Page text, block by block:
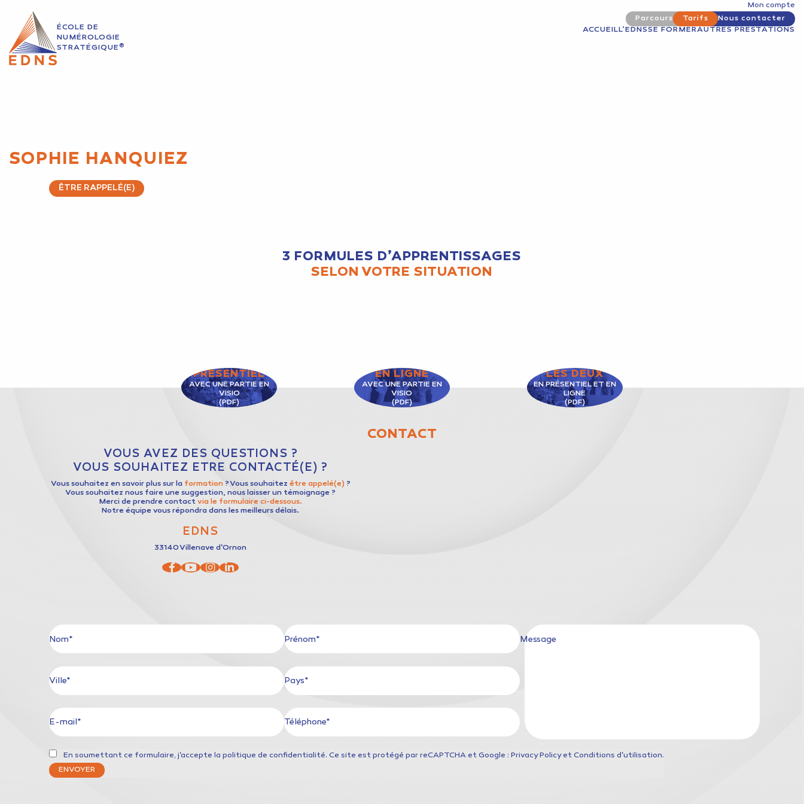
Mon compte
ÉCOLE DE
NUMÉROLOGIE
STRATÉGIQUE®
Parcours Tarifs
Nous contacter
ACCUEILL’EDNSSE FORMERAUTRES PRESTATIONS
SOPHIE HANQUIEZ
ÊTRE RAPPELÉ(E)
3 FORMULES D’APPRENTISSAGES
SELON VOTRE SITUATION
PRÉSENTIEL
AVEC UNE PARTIE EN
VISIO
(PDF)
EN LIGNE
AVEC UNE PARTIE EN
VISIO
(PDF)
LES DEUX
EN PRÉSENTIEL ET EN
LIGNE
(PDF)
CONTACT
VOUS AVEZ DES QUESTIONS ?
VOUS SOUHAITEZ ETRE CONTACTÉ(E) ?
Vous souhaitez en savoir plus sur laformation? Vous souhaitez être appelé(e)?
Vous souhaitez nous faire une suggestion, nous laisser un témoignage ?
Merci de prendre contactvia le formulaire ci-dessous.
Notre équipe vous répondra dans les meilleurs délais.
EDNS
33140Villenave d'Ornon
Nom* Prénom*
Ville* Pays*
E-mail* Téléphone*
Message
En soumettant ce formulaire, j'accepte la politique de confidentialité. Ce site est protégé par reCAPTCHA et Google : Privacy Policy et Conditions d'utilisation.